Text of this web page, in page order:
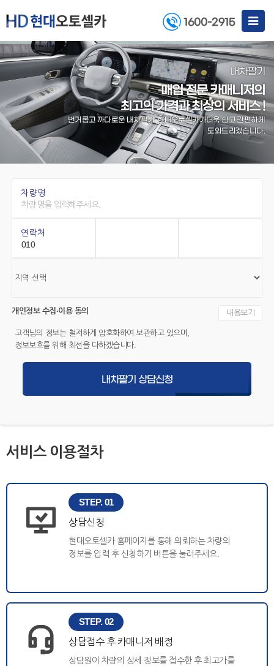
Toggle
1600-2915
내차팔기
매입 전문 카매니저의
최고의 가격과 최상의 서비스 !
번거롭고 까다로운 내차팔기, 현대오토셀카가더욱 쉽고 간편하게
도와드리겠습니다.
차량명
연락처
개인정보 수집·이용 동의 내용보기
고객님의 정보는 철저하게 암호화하여 보관하고 있으며,
정보보호를 위해 최선을 다하겠습니다.
내차팔기 상담신청
서비스 이용절차
STEP. 01
상담신청
현대오토셀카 홈페이지를 통해 의뢰하는 차량의
정보를 입력 후 신청하기 버튼을 눌러주세요.
STEP. 02
상담접수 후 카매니저 배정
상담원이 차량의 상세 정보를 접수한 후 최고가를